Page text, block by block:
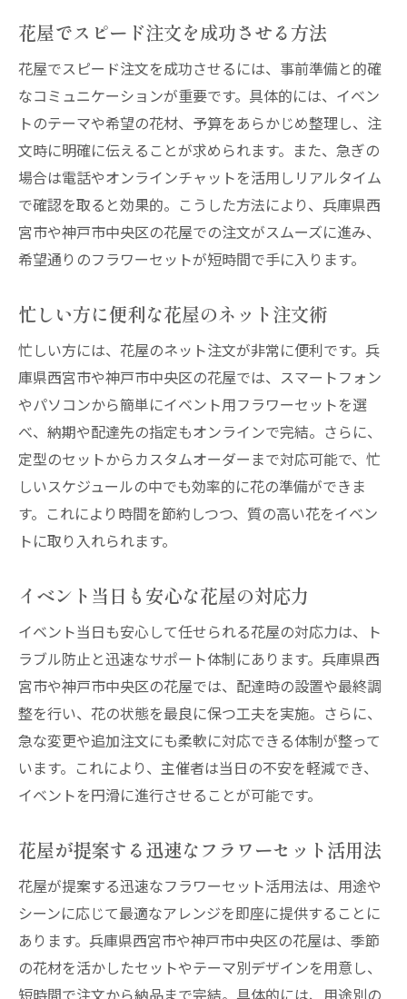
花屋でスピード注文を成功させる方法
花屋でスピード注文を成功させるには、事前準備と的確
なコミュニケーションが重要です。具体的には、イベン
トのテーマや希望の花材、予算をあらかじめ整理し、注
文時に明確に伝えることが求められます。また、急ぎの
場合は電話やオンラインチャットを活用しリアルタイム
で確認を取ると効果的。こうした方法により、兵庫県西
宮市や神戸市中央区の花屋での注文がスムーズに進み、
希望通りのフラワーセットが短時間で手に入ります。
忙しい方に便利な花屋のネット注文術
忙しい方には、花屋のネット注文が非常に便利です。兵
庫県西宮市や神戸市中央区の花屋では、スマートフォン
やパソコンから簡単にイベント用フラワーセットを選
べ、納期や配達先の指定もオンラインで完結。さらに、
定型のセットからカスタムオーダーまで対応可能で、忙
しいスケジュールの中でも効率的に花の準備ができま
す。これにより時間を節約しつつ、質の高い花をイベン
トに取り入れられます。
イベント当日も安心な花屋の対応力
イベント当日も安心して任せられる花屋の対応力は、ト
ラブル防止と迅速なサポート体制にあります。兵庫県西
宮市や神戸市中央区の花屋では、配達時の設置や最終調
整を行い、花の状態を最良に保つ工夫を実施。さらに、
急な変更や追加注文にも柔軟に対応できる体制が整って
います。これにより、主催者は当日の不安を軽減でき、
イベントを円滑に進行させることが可能です。
花屋が提案する迅速なフラワーセット活用法
花屋が提案する迅速なフラワーセット活用法は、用途や
シーンに応じて最適なアレンジを即座に提供することに
あります。兵庫県西宮市や神戸市中央区の花屋は、季節
の花材を活かしたセットやテーマ別デザインを用意し、
短時間で注文から納品まで完結。具体的には、用途別の